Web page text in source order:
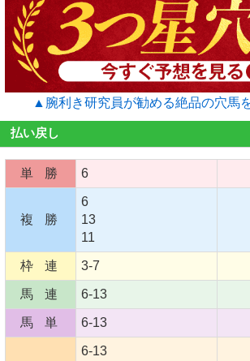
▲腕利き研究員が勧める絶品の穴馬
払い戻し
単 勝 6
複 勝
6
13
11
枠 連 3-7
馬 連 6-13
馬 単 6-13
6-13